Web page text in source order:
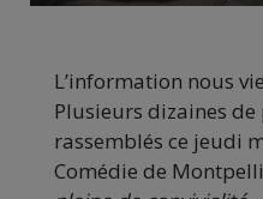
L’information nous
Plusieurs dizaines
rassemblés ce jeudi
Comédie de